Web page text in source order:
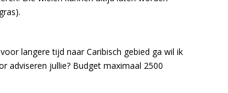
langere tijd naar Caribisch gebied ga wil ik
adviseren jullie? Budget maximaal 2500